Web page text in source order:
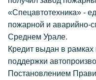
«Спецавтотехника» -
пожарной и аварийно-
Среднем Урале.
Кредит выдан в
поддержки
Постановлением